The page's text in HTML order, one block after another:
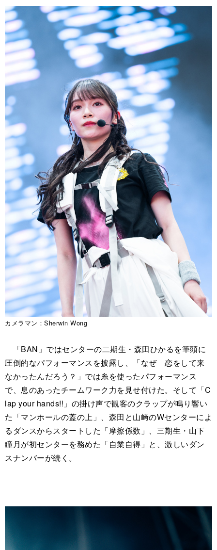
カメラマン：Sherwin Wong
「BAN」ではセンターの二期生・森田ひかるを筆頭に
圧倒的なパフォーマンスを披露し、「なぜ 恋をして来
なかったんだろう？」では糸を使ったパフォーマンス
で、息のあったチームワーク力を見せ付けた。そして「C
lap your hands!!」の掛け声で観客のクラップが鳴り響い
た「マンホールの蓋の上」、森田と山﨑のWセンターによ
るダンスからスタートした「摩擦係数」、三期生・山下
瞳月が初センターを務めた「自業自得」と、激しいダン
スナンバーが続く。